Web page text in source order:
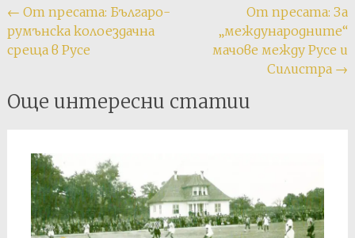
Post
navigation
← От пресата: Българо-
румънска колоездачна
среща в Русе
От пресата: За
„международните“
мачове между Русе и
Силистра →
Още интересни статии